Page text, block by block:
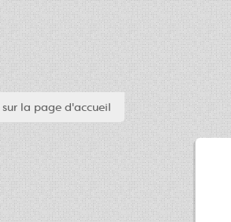
sur la page d'accueil